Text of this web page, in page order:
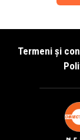
Termeni și